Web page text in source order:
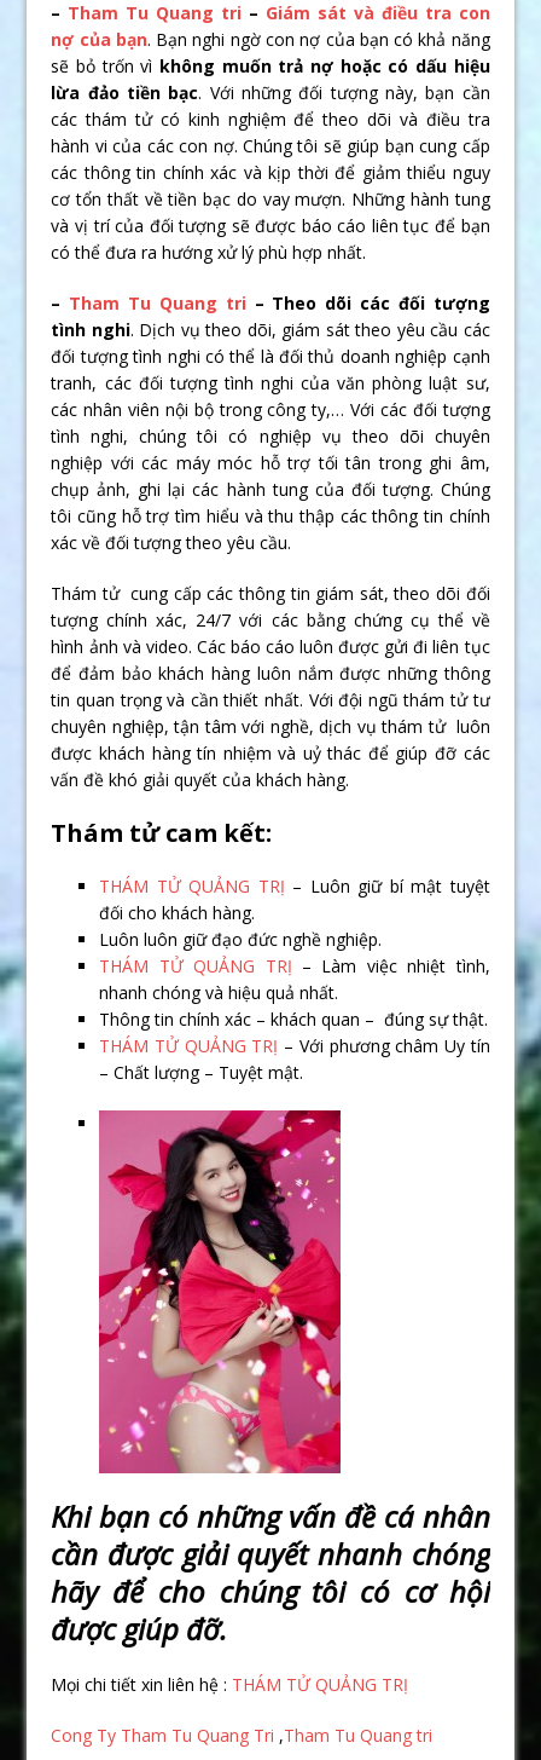
– Tham Tu Quang tri – Giám sát và điều tra con
nợ của bạn. Bạn nghi ngờ con nợ của bạn có khả năng
sẽ bỏ trốn vì không muốn trả nợ hoặc có dấu hiệu
lừa đảo tiền bạc. Với những đối tượng này, bạn cần
các thám tử có kinh nghiệm để theo dõi và điều tra
hành vi của các con nợ. Chúng tôi sẽ giúp bạn cung cấp
các thông tin chính xác và kịp thời để giảm thiểu nguy
cơ tổn thất về tiền bạc do vay mượn. Những hành tung
và vị trí của đối tượng sẽ được báo cáo liên tục để bạn
có thể đưa ra hướng xử lý phù hợp nhất.
– Tham Tu Quang tri – Theo dõi các đối tượng
tình nghi. Dịch vụ theo dõi, giám sát theo yêu cầu các
đối tượng tình nghi có thể là đối thủ doanh nghiệp cạnh
tranh, các đối tượng tình nghi của văn phòng luật sư,
các nhân viên nội bộ trong công ty,… Với các đối tượng
tình nghi, chúng tôi có nghiệp vụ theo dõi chuyên
nghiệp với các máy móc hỗ trợ tối tân trong ghi âm,
chụp ảnh, ghi lại các hành tung của đối tượng. Chúng
tôi cũng hỗ trợ tìm hiểu và thu thập các thông tin chính
xác về đối tượng theo yêu cầu.
Thám tử cung cấp các thông tin giám sát, theo dõi đối
tượng chính xác, 24/7 với các bằng chứng cụ thể về
hình ảnh và video. Các báo cáo luôn được gửi đi liên tục
để đảm bảo khách hàng luôn nắm được những thông
tin quan trọng và cần thiết nhất. Với đội ngũ thám tử tư
chuyên nghiệp, tận tâm với nghề, dịch vụ thám tử luôn
được khách hàng tín nhiệm và uỷ thác để giúp đỡ các
vấn đề khó giải quyết của khách hàng.
Thám tử cam kết:
THÁM TỬ QUẢNG TRỊ – Luôn giữ bí mật tuyệt
đối cho khách hàng.
Luôn luôn giữ đạo đức nghề nghiệp.
THÁM TỬ QUẢNG TRỊ – Làm việc nhiệt tình,
nhanh chóng và hiệu quả nhất.
Thông tin chính xác – khách quan – đúng sự thật.
THÁM TỬ QUẢNG TRỊ – Với phương châm Uy tín
– Chất lượng – Tuyệt mật.
Khi bạn có những vấn đềcá nhân
cần được giải quyết nhanh chóng
hãy đểcho chúng tôi có cơhội
được giúp đỡ.
Mọi chi tiết xin liên hệ : THÁM TỬ QUẢNG TRỊ
Cong Ty Tham Tu Quang Tri ,Tham Tu Quang tri